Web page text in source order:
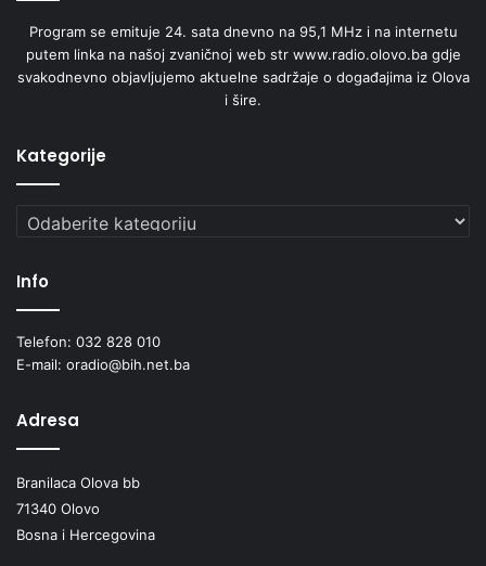
Program se emituje 24. sata dnevno na 95,1 MHz i na internetu
putem linka na našoj zvaničnoj web str www.radio.olovo.ba gdje
svakodnevno objavljujemo aktuelne sadržaje o događajima iz Olova
i šire.
Kategorije
Kategorije
Info
Telefon: 032 828 010
E-mail: oradio@bih.net.ba
Adresa
Branilaca Olova bb
71340 Olovo
Bosna i Hercegovina